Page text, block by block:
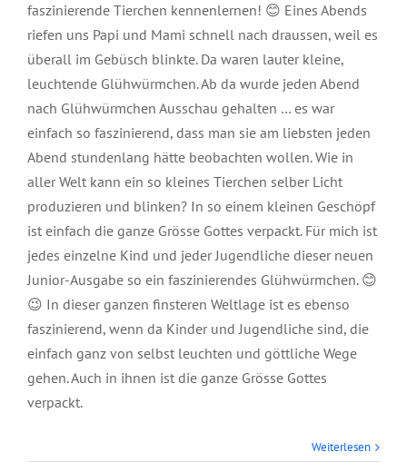
faszinierende Tierchen kennenlernen! 😊 Eines Abends
riefen uns Papi und Mami schnell nach draussen, weil es
überall im Gebüsch blinkte. Da waren lauter kleine,
leuchtende Glühwürmchen. Ab da wurde jeden Abend
nach Glühwürmchen Ausschau gehalten … es war
einfach so faszinierend, dass man sie am liebsten jeden
Abend stundenlang hätte beobachten wollen. Wie in
aller Welt kann ein so kleines Tierchen selber Licht
produzieren und blinken? In so einem kleinen Geschöpf
ist einfach die ganze Grösse Gottes verpackt. Für mich ist
jedes einzelne Kind und jeder Jugendliche dieser neuen
Junior-Ausgabe so ein faszinierendes Glühwürmchen. 😊
😉 In dieser ganzen finsteren Weltlage ist es ebenso
faszinierend, wenn da Kinder und Jugendliche sind, die
einfach ganz von selbst leuchten und göttliche Wege
gehen. Auch in ihnen ist die ganze Grösse Gottes
verpackt.
Weiterlesen
Broschüre: Mantra-